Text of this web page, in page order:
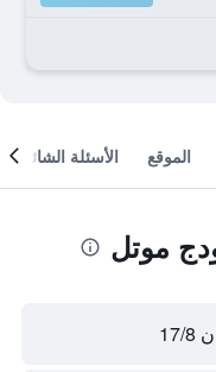
الموقع الأسئلة الشائعة
موتل
ن 17/8